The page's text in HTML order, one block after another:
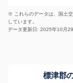
※ これらのデータは、国土
しています。
データ更新日: 2025年10月
標津郡